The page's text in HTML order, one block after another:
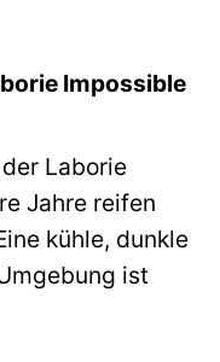
Impossible
Laborie
Jahre reifen
kühle, dunkle
ist